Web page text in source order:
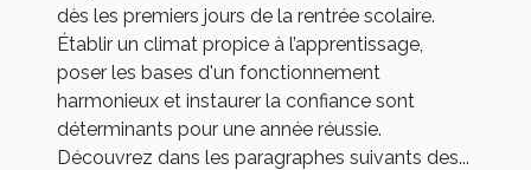
dès les premiers jours de la rentrée scolaire.
Établir un climat propice à l’apprentissage,
poser les bases d'un fonctionnement
harmonieux et instaurer la confiance sont
déterminants pour une année réussie.
Découvrez dans les paragraphes suivants des...